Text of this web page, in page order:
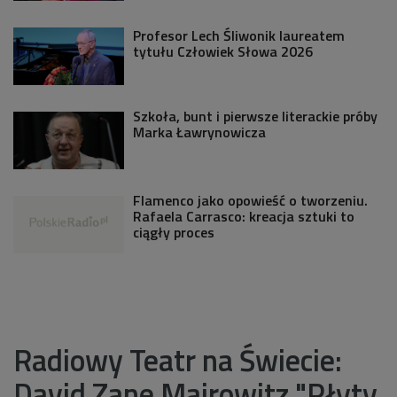
Profesor Lech Śliwonik laureatem
tytułu Człowiek Słowa 2026
Szkoła, bunt i pierwsze literackie próby
Marka Ławrynowicza
Flamenco jako opowieść o tworzeniu.
Rafaela Carrasco: kreacja sztuki to
ciągły proces
Radiowy Teatr na Świecie: